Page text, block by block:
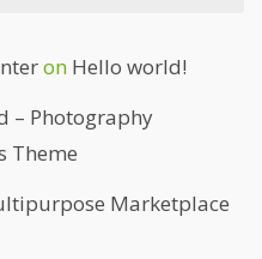
on Hello world!
– Photography
Theme
Marketplace